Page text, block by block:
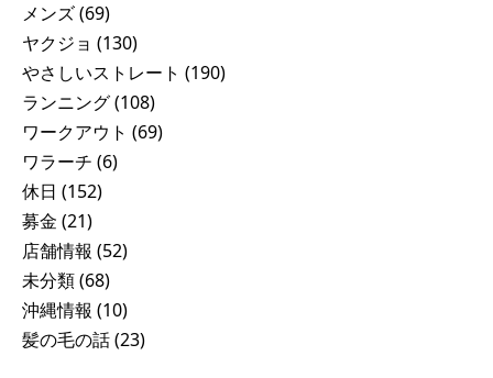
メンズ(69)
ヤクジョ (130)
やさしいストレート (190)
ランニング(108)
ワークアウト (69)
ワラーチ (6)
休日 (152)
募金 (21)
店舗情報 (52)
未分類(68)
沖縄情報 (10)
髪の毛の話(23)